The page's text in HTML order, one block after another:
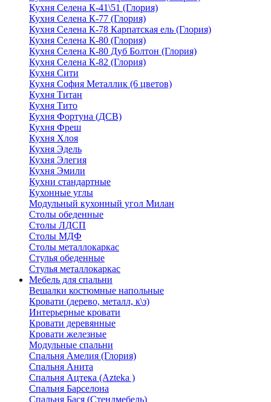
Кухня Селена К-41\51 (Глория)
Кухня Селена К-77 (Глория)
Кухня Селена К-78 Карпатская ель (Глория)
Кухня Селена К-80 (Глория)
Кухня Селена К-80 Дуб Болтон (Глория)
Кухня Селена К-82 (Глория)
Кухня Сити
Кухня София Металлик (6 цветов)
Кухня Титан
Кухня Тито
Кухня Фортуна (ДСВ)
Кухня Фреш
Кухня Хлоя
Кухня Эдель
Кухня Элегия
Кухня Эмили
Кухни стандартные
Кухонные углы
Модульный кухонный угол Милан
Столы обеденные
Столы ЛДСП
Столы МДФ
Столы металлокаркас
Стулья обеденные
Стулья металлокаркас
Мебель для спальни
Вешалки костюмные напольные
Кровати (дерево, металл, к\з)
Интерьерные кровати
Кровати деревянные
Кровати железные
Модульные спальни
Спальня Амелия (Глория)
Спальня Анита
Спальня Ацтека (Azteka )
Спальня Барселона
Спальня Бася (Стендмебель)